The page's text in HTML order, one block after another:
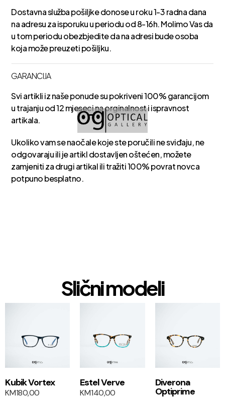
Dostavna služba pošiljke donose u roku 1-3 radna dana
na adresu za isporuku u periodu od 8-16h. Molimo Vas da
u tom periodu obezbjedite da na adresi bude osoba
koja može preuzeti pošiljku.
GARANCIJA
Svi artikli iz naše ponude su pokriveni 100% garancijom
u trajanju od 12 mjeseci na orginalnost i ispravnost
artikala.
Ukoliko vam se naočale koje ste poručili ne sviđaju, ne
odgovaraju ili je artikl dostavljen oštećen, možete
zamjeniti za drugi artikal ili tražiti 100% povrat novca
potpuno besplatno.
Slični modeli
1+1
Kubik Vortex
KM180,00
Estel Verve
KM140,00
1+1
Diverona
Optiprime